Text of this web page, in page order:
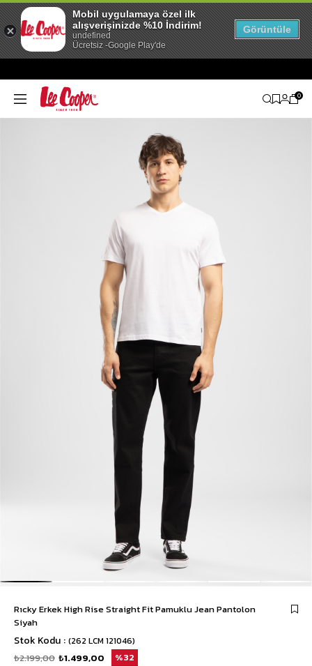
0
Rıcky Erkek High Rise Straight Fit Pamuklu Jean Pantolon
Siyah
Stok Kodu (262 LCM 121046)
₺2.199,00 ₺1.499,00 32
Mobil uygulamaya özel ilk
alışverişinizde %10 İndirim!
undefined
Ücretsiz -Google Play'de
Görüntüle